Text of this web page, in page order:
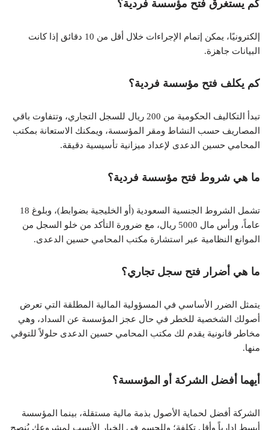
كم يستغرق فتح مؤسسة فردية؟
إلكترونيًا، يمكن إتمام الإجراءات خلال أقل من 10 دقائق إذا كانت
البيانات جاهزة.
كم يكلف فتح مؤسسة فردية؟
تبدأ التكاليف الحكومية من 200 ريال للسجل التجاري، وتتفاوت باقي
المصاريف حسب النشاط ومقر المؤسسة، ويمكنك الاستعانة بمكتب
المحامي حسين الدعدى لإعداد ميزانية تأسيسية دقيقة.
ما هي شروط فتح مؤسسة فردية؟
تشمل الشروط الجنسية السعودية (أو الخليجية بضوابط)، وبلوغ 18
عاماً، ورأس مال 5000 ريال، مع ضرورة التأكد من خلو السجل من
الموانع النظامية عبر استشارة مكتب المحامي حسين الدعدى.
ما هي أضرار فتح سجل تجاري؟
يتمثل الضرر الأساسي في المسؤولية المالية المطلقة التي تعرض
أصولك الشخصية للخطر في حال عجز المؤسسة عن السداد، وهي
مخاطر قانونية يقدم لك مكتب المحامي حسين الدعدى حلولاً للتوقي
منها.
أيهما أفضل الشركة أو المؤسسة؟
الشركة أفضل لحماية الأصول بذمة مالية مستقلة، بينما المؤسسة
أبسط إدارياً وأقل تكلفة؛ وللحسم في الخيار الأنسب لمشروعك يُنصح